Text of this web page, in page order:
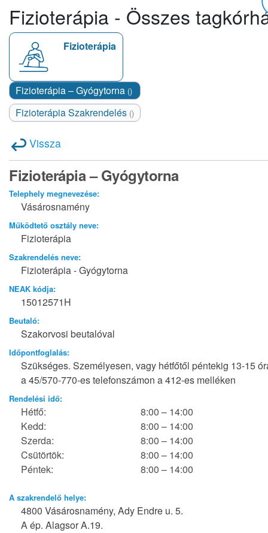
Fizioterápia - Összes
Fizioterápia
Fizioterápia – Gyógytorna ()
Fizioterápia Szakrendelés ()
Vissza
Fizioterápia – Gyógytorna
Telephely megnevezése:
Vásárosnamény
Működtető osztály neve:
Fizioterápia
Szakrendelés neve:
Fizioterápia - Gyógytorna
NEAK kódja:
15012571H
Beutaló:
Szakorvosi beutalóval
Időpontfoglalás:
Szükséges. Személyesen, vagy hétfőtől péntekig 13-15
a 45/570-770-es telefonszámon a 412-es melléken
Rendelési idő:
Hétfő:
8:00 – 14:00
Kedd:
8:00 – 14:00
Szerda:
8:00 – 14:00
Csütörtök:
8:00 – 14:00
Péntek:
8:00 – 14:00
A szakrendelő helye:
4800 Vásárosnamény, Ady Endre u. 5.
A ép. Alagsor A.19.